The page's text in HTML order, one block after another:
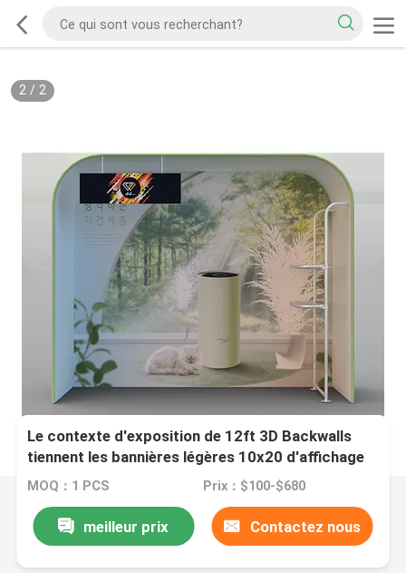
2/ 2
Le contexte d'exposition de 12ft 3D Backwalls
tiennent les bannières légères 10x20 d'affichage
MOQ：1 PCS Prix：$100-$680
meilleur prix Contactez nous